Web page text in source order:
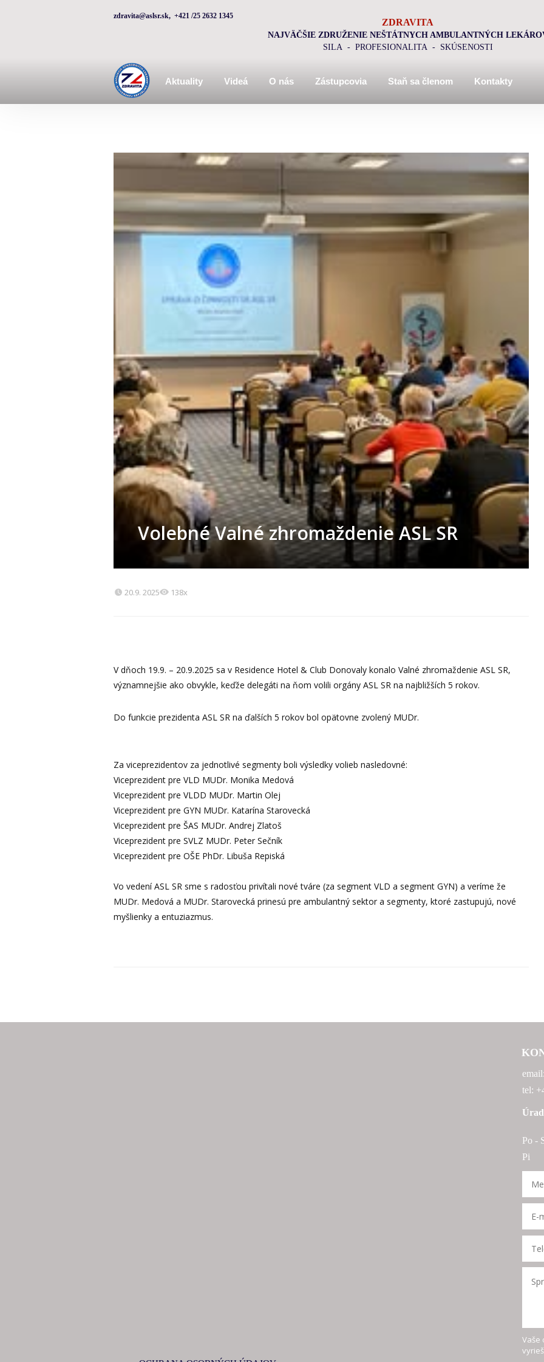
zdravita@aslsr.sk, +421 /25 2632 1345
ZDRAVITA
NAJVÄČŠIE ZDRUŽENIE NEŠTÁTNYCH AMBULANTNÝCH
SILA - PROFESIONALITA - SKÚSENOSTI
Aktuality Videá O nás Zástupcovia Staň sa členom Kontakty
Volebné Valné zhromaždenie ASL SR
20.9. 2025 138x
V dňoch 19.9. – 20.9.2025 sa v Residence Hotel & Club Donovaly konalo Valné zhromaždenie ASL SR,
významnejšie ako obvykle, keďže delegáti na ňom volili orgány ASL SR na najbližších 5 rokov.
Do funkcie prezidenta ASL SR na ďalších 5 rokov bol opätovne zvolený MUDr.
Za viceprezidentov za jednotlivé segmenty boli výsledky volieb nasledovné:
Viceprezident pre VLD MUDr. Monika Medová
Viceprezident pre VLDD MUDr. Martin Olej
Viceprezident pre GYN MUDr. Katarína Starovecká
Viceprezident pre ŠAS MUDr. Andrej Zlatoš
Viceprezident pre SVLZ MUDr. Peter Sečník
Viceprezident pre OŠE PhDr. Libuša Repiská
Vo vedení ASL SR sme s radosťou privítali nové tváre (za segment VLD a segment GYN) a veríme že
MUDr. Medová a MUDr. Starovecká prinesú pre ambulantný sektor a segmenty, ktoré zastupujú, nové
myšlienky a entuziazmus.
tel:
Po -
Pi
Vaše